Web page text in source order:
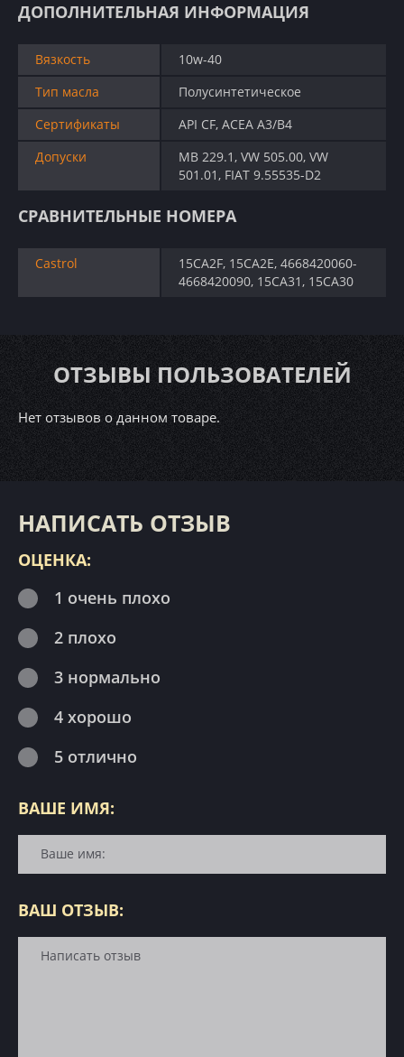
ДОПОЛНИТЕЛЬНАЯ ИНФОРМАЦИЯ
Вязкость
10w-40
Тип масла
Полусинтетическое
Сертификаты
API CF, ACEA A3/B4
Допуски
MB 229.1, VW 505.00, VW
501.01, FIAT 9.55535-D2
СРАВНИТЕЛЬНЫЕ НОМЕРА
Castrol
15CA2F, 15CA2E, 4668420060-
4668420090, 15CA31, 15CA30
ОТЗЫВЫ ПОЛЬЗОВАТЕЛЕЙ
Нет отзывов о данном товаре.
НАПИСАТЬ ОТЗЫВ
ОЦЕНКА:
1 очень плохо
2 плохо
3 нормально
4 хорошо
5 отлично
ВАШЕ ИМЯ:
ВАШ ОТЗЫВ: